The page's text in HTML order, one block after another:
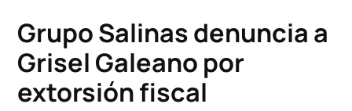
Grupo Salinas denuncia a
Grisel Galeano por
extorsión fiscal